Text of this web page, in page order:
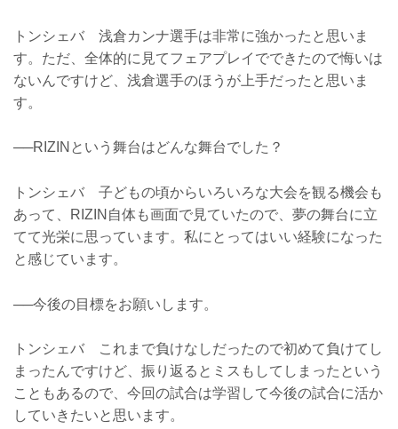
トンシェバ 浅倉カンナ選手は非常に強かったと思いま
す。ただ、全体的に見てフェアプレイでできたので悔いは
ないんですけど、浅倉選手のほうが上手だったと思いま
す。
──RIZINという舞台はどんな舞台でした？
トンシェバ 子どもの頃からいろいろな大会を観る機会も
あって、RIZIN自体も画面で見ていたので、夢の舞台に立
てて光栄に思っています。私にとってはいい経験になった
と感じています。
──今後の目標をお願いします。
トンシェバ これまで負けなしだったので初めて負けてし
まったんですけど、振り返るとミスもしてしまったという
こともあるので、今回の試合は学習して今後の試合に活か
していきたいと思います。